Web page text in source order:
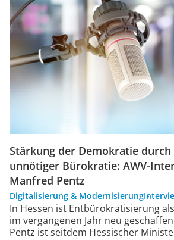
Stärkung der Demokratie durch
unnötiger Bürokratie: AWV-
Manfred Pentz
Digitalisierung & Modernisierung
In Hessen ist Entbürokratisierung
im vergangenen Jahr neu
Pentz ist seitdem Hessischer